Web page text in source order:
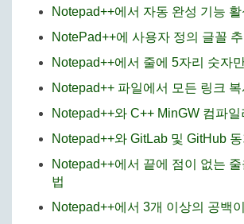
Notepad++에서 자동 완성 기능
NotePad++에 사용자 정의 글꼴
Notepad++에서 줄에 5자리 숫자
Notepad++ 파일에서 모든 링크
Notepad++와 C++ MinGW 컴파
Notepad++와 GitLab 및 GitHub
Notepad++에서 끝에 점이 없는
법
Notepad++에서 3개 이상의 공백